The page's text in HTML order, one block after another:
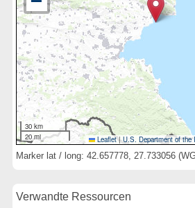
30 km
20 mi
Leaflet | U.S. Department of the
Marker lat / long: 42.657778, 27.733056
Verwandte Ressourcen